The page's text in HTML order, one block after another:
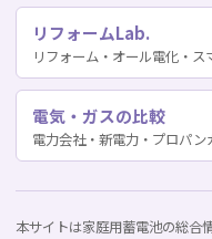
リフォームLab.
リフォーム・オール電化・ス
電気・ガスの比較
電力会社・新電力・プロパン
本サイトは家庭用蓄電池の総合